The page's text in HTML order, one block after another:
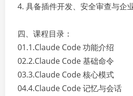
4. 具备插件开发、安全审查与企
四、课程目录：
01.1.Claude Code 功能介绍
02.2.Claude Code 基础命令
03.3.Claude Code 核心模式
04.4.Claude Code 记忆与会话